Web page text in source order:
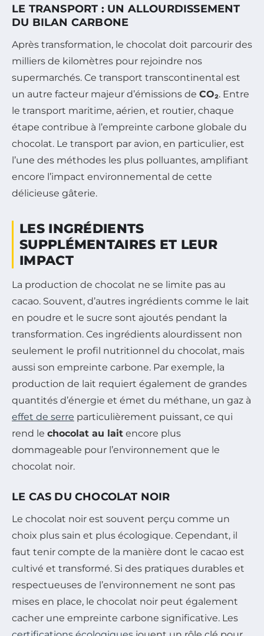
LE TRANSPORT : UN ALLOURDISSEMENT
DU BILAN CARBONE
Après transformation, le chocolat doit parcourir des
milliers de kilomètres pour rejoindre nos
supermarchés. Ce transport transcontinental est
un autre facteur majeur d’émissions de CO₂. Entre
le transport maritime, aérien, et routier, chaque
étape contribue à l’empreinte carbone globale du
chocolat. Le transport par avion, en particulier, est
l’une des méthodes les plus polluantes, amplifiant
encore l’impact environnemental de cette
délicieuse gâterie.
LES INGRÉDIENTS
SUPPLÉMENTAIRES ET LEUR
IMPACT
La production de chocolat ne se limite pas au
cacao. Souvent, d’autres ingrédients comme le lait
en poudre et le sucre sont ajoutés pendant la
transformation. Ces ingrédients alourdissent non
seulement le profil nutritionnel du chocolat, mais
aussi son empreinte carbone. Par exemple, la
production de lait requiert également de grandes
quantités d’énergie et émet du méthane, un gaz à
effet de serre particulièrement puissant, ce qui
rend le chocolat au lait encore plus
dommageable pour l’environnement que le
chocolat noir.
LE CAS DU CHOCOLAT NOIR
Le chocolat noir est souvent perçu comme un
choix plus sain et plus écologique. Cependant, il
faut tenir compte de la manière dont le cacao est
cultivé et transformé. Si des pratiques durables et
respectueuses de l’environnement ne sont pas
mises en place, le chocolat noir peut également
cacher une empreinte carbone significative. Les